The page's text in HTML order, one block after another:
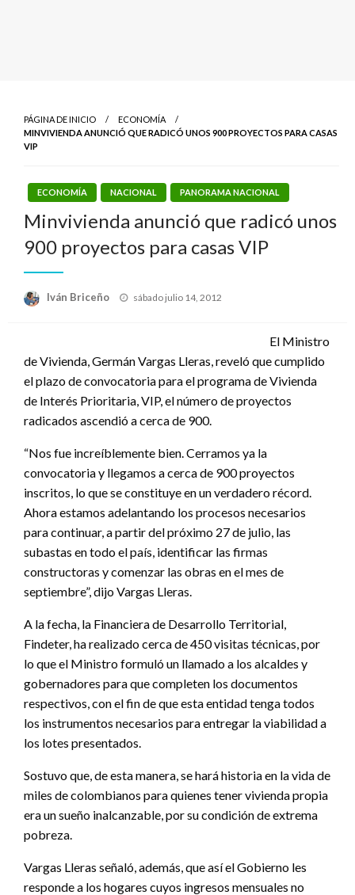
PÁGINA DE INICIO
ECONOMÍA
MINVIVIENDA ANUNCIÓ QUE RADICÓ UNOS 900 PROYECTOS PARA CASAS
VIP
ECONOMÍA NACIONAL PANORAMA NACIONAL
Minvivienda anunció que radicó unos
900 proyectos para casas VIP
Iván Briceño
Publicado
sábado julio 14, 2012
El Ministro
de Vivienda, Germán Vargas Lleras, reveló que cumplido
el plazo de convocatoria para el programa de Vivienda
de Interés Prioritaria, VIP, el número de proyectos
radicados ascendió a cerca de 900.
“Nos fue increíblemente bien. Cerramos ya la
convocatoria y llegamos a cerca de 900 proyectos
inscritos, lo que se constituye en un verdadero récord.
Ahora estamos adelantando los procesos necesarios
para continuar, a partir del próximo 27 de julio, las
subastas en todo el país, identificar las firmas
constructoras y comenzar las obras en el mes de
septiembre”, dijo Vargas Lleras.
A la fecha, la Financiera de Desarrollo Territorial,
Findeter, ha realizado cerca de 450 visitas técnicas, por
lo que el Ministro formuló un llamado a los alcaldes y
gobernadores para que completen los documentos
respectivos, con el fin de que esta entidad tenga todos
los instrumentos necesarios para entregar la viabilidad a
los lotes presentados.
Sostuvo que, de esta manera, se hará historia en la vida de
miles de colombianos para quienes tener vivienda propia
era un sueño inalcanzable, por su condición de extrema
pobreza.
Vargas Lleras señaló, además, que así el Gobierno les
responde a los hogares cuyos ingresos mensuales no